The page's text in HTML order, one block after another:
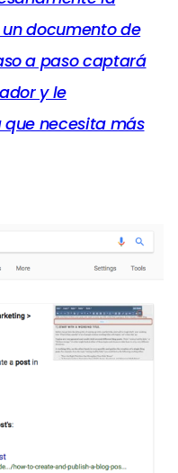
documento de
a paso captará
y le
necesita más